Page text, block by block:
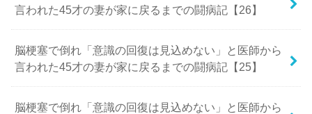
言われた45才の妻が家に戻るまでの闘病記【26】
脳梗塞で倒れ「意識の回復は見込めない」と医師から
言われた45才の妻が家に戻るまでの闘病記【25】
脳梗塞で倒れ「意識の回復は見込めない」と医師から